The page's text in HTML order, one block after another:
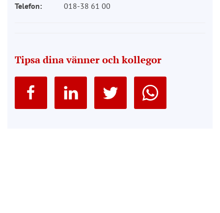
Telefon: 018-38 61 00
Tipsa dina vänner och kollegor